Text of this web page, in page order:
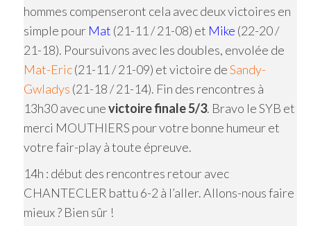
hommes compenseront cela avec deux victoires en
simple pour Mat (21-11 / 21-08) et Mike (22-20 /
21-18). Poursuivons avec les doubles, envolée de
Mat-Eric(21-11 / 21-09) et victoire deSandy-
Gwladys (21-18 / 21-14). Fin des rencontres à
13h30 avec unevictoire finale 5/3. Bravo le SYB et
merci MOUTHIERS pour votre bonne humeur et
votre fair-play à toute épreuve.
14h : début des rencontres retour avec
CHANTECLER battu 6-2 à l’aller. Allons-nous faire
mieux ? Bien sûr !